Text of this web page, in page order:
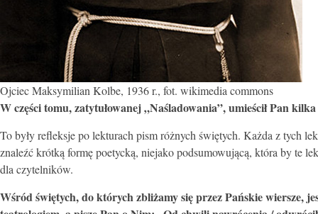
Ojciec Maksymilian Kolbe, 1936 r., fot. wikimedia commons
W części tomu, zatytułowanej „Naśladowania”, umieścił Pan
To były refleksje po lekturach pism różnych świętych. Każda z tych
znaleźć krótką formę poetycką, niejako podsumowującą, która by te
dla czytelników.
Wśród świętych, do których zbliżamy się przez Pańskie wiersze,